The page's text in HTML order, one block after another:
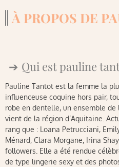
À PROPOS DE
Qui est pauline
Pauline Tantot est la femme la
influenceuse coquine hors pair,
robe en dentelle, un ensemble
vient de la région d’Aquitaine.
rang que : Loana Petrucciani,
Ménard, Clara Morgane, Irina
followers. Elle a été rendue
de type lingerie sexy et des